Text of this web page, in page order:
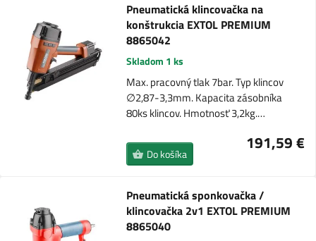
Pneumatická klincovačka na
konštrukcia EXTOL PREMIUM
8865042
Skladom 1 ks
Max. pracovný tlak 7bar. Typ klincov
∅2,87-3,3mm. Kapacita zásobníka
80ks klincov. Hmotnosť 3,2kg.…
191,59 €
Do košíka
Pneumatická sponkovačka /
klincovačka 2v1 EXTOL PREMIUM
8865040